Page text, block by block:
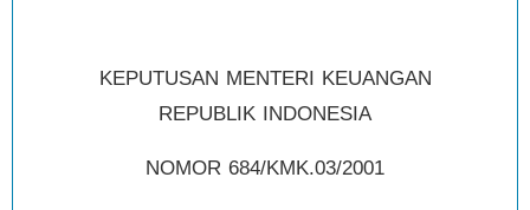
KEPUTUSAN MENTERI KEUANGAN
REPUBLIK INDONESIA
NOMOR 684/KMK.03/2001